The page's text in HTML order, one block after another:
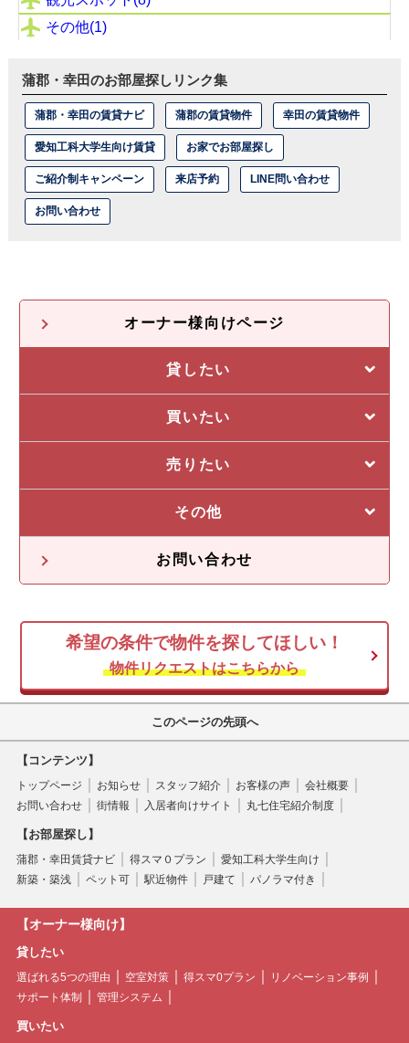
その他(1)
蒲郡・幸田のお部屋探しリンク集
蒲郡・幸田の賃貸ナビ 蒲郡の賃貸物件 幸田の賃貸物件
愛知工科大学生向け賃貸 お家でお部屋探し
ご紹介制キャンペーン 来店予約 LINE問い合わせ
お問い合わせ
オーナー様向けページ
貸したい
選ばれる5つの理由
管理システム
買いたい
私たちの5つの強み
収益物件一覧
不動産投資の流れ
売りたい
売却に強い5つの理由
不動産無料査定
その他
オーナー様の声
空き家
お問い合わせ
希望の条件で物件を探してほしい！
物件リクエストはこちらから
このページの先頭へ
【コンテンツ】
トップページ お知らせ スタッフ紹介 お客様の声
会社概要
お問い合わせ
街情報 入居者向けサイト 丸七住宅紹介制度
【お部屋探し】
蒲郡・幸田賃貸ナビ 得スマ０プラン
愛知工科大学生向け
新築・築浅
ペット可 駅近物件 戸建て パノラマ付き
【オーナー様向け】
貸したい
選ばれる5つの理由 空室対策 得スマ0プラン
リノベーション事例
サポート体制
管理システム
買いたい